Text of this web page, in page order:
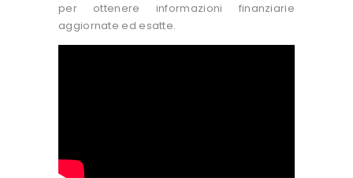
per ottenere informazioni finanziarie
aggiornate ed esatte.